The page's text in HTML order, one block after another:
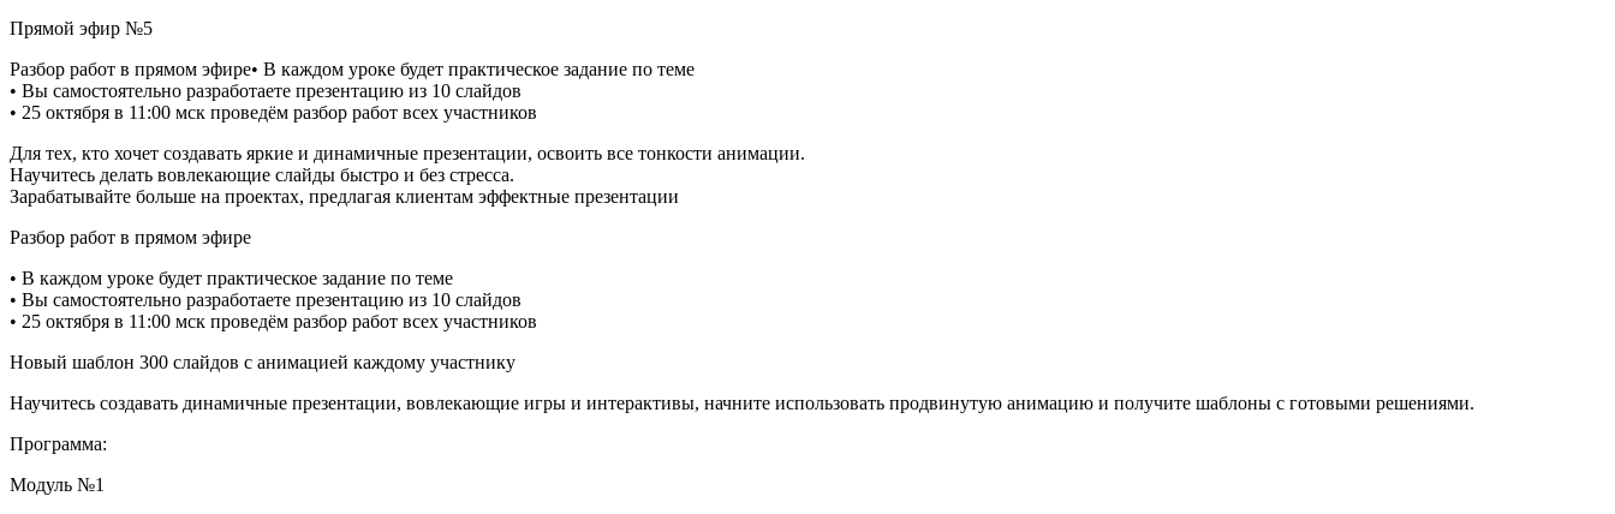
Прямой эфир №5
Разбор работ в прямом эфире• В каждом уроке будет практическое задание по теме
• Вы самостоятельно разработаете презентацию из 10 слайдов
• 25 октября в 11:00 мск проведём разбор работ всех участников
Для тех, кто хочет создавать яркие и динамичные презентации, освоить все тонкости анимации.
Научитесь делать вовлекающие слайды быстро и без стресса.
Зарабатывайте больше на проектах, предлагая клиентам эффектные презентации
Разбор работ в прямом эфире
• В каждом уроке будет практическое задание по теме
• Вы самостоятельно разработаете презентацию из 10 слайдов
• 25 октября в 11:00 мск проведём разбор работ всех участников
Новый шаблон 300 слайдов с анимацией каждому участнику
Научитесь создавать динамичные презентации, вовлекающие игры и интерактивы, начните использовать продвинутую анимацию и получите шаблоны с готовыми решениями.
Программа:
Модуль №1